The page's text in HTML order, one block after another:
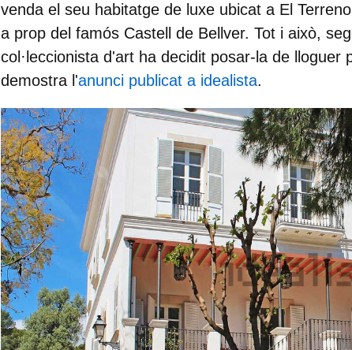
venda el seu habitatge de luxe ubicat a El
a prop del famós Castell de Bellver. Tot i això,
col·leccionista d'art ha decidit posar-la de
lloguer
demostra l'anunci publicat a idealista.